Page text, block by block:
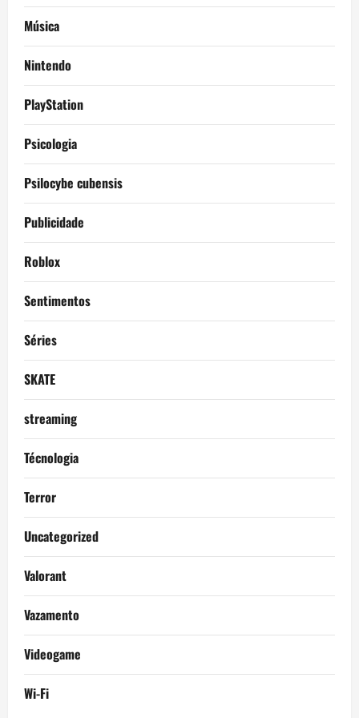
Música
Nintendo
PlayStation
Psicologia
Psilocybe cubensis
Publicidade
Roblox
Sentimentos
Séries
SKATE
streaming
Técnologia
Terror
Uncategorized
Valorant
Vazamento
Videogame
Wi-Fi